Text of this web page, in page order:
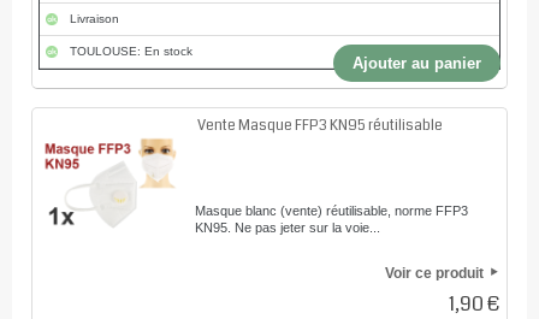
Livraison
TOULOUSE: En stock
Ajouter au panier
Vente Masque FFP3 KN95 réutilisable
Masque blanc (vente) réutilisable, norme FFP3
KN95. Ne pas jeter sur la voie...
Voir ce produit
1,90 €